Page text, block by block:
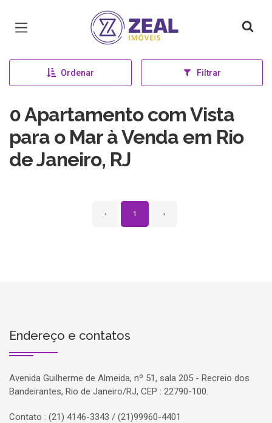
Página inicial
Ordenar Filtrar
0 Apartamento com Vista
para o Mar à Venda em Rio
de Janeiro, RJ
‹ 1 ›
Endereço e contatos
Avenida Guilherme de Almeida, nº 51, sala 205 - Recreio dos
Bandeirantes, Rio de Janeiro/RJ, CEP : 22790-100.
Contato : (21) 4146-3343 / (21)99960-4401